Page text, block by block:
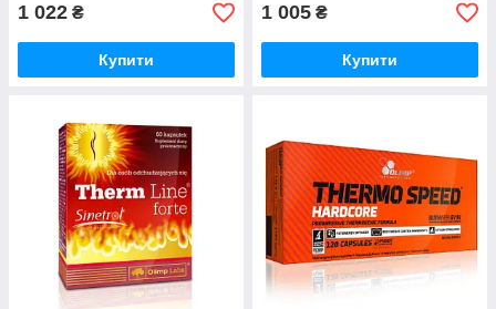
1 022 ₴
Купити
1 005 ₴
Купити